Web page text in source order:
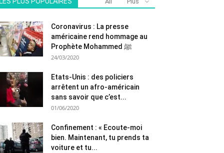
Coronavirus : La presse
américaine rend hommage au
Prophète Mohammed ﷺ
24/03/2020
Etats-Unis : des policiers
arrêtent un afro-américain
sans savoir que c’est...
01/06/2020
Confinement : « Ecoute-moi
bien. Maintenant, tu prends ta
voiture et tu...